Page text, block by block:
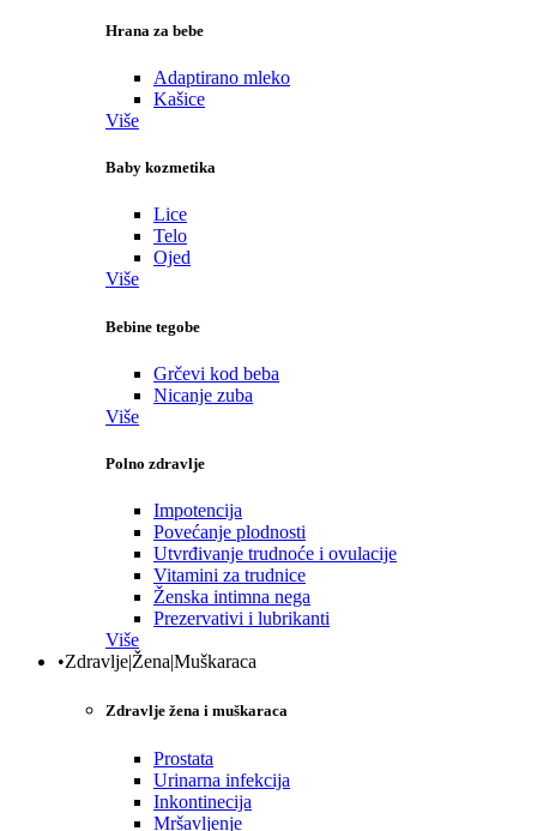
Hrana za bebe
Adaptirano mleko
Kašice
Više
Baby kozmetika
Lice
Telo
Ojed
Više
Bebine tegobe
Grčevi kod beba
Nicanje zuba
Više
Polno zdravlje
Impotencija
Povećanje plodnosti
Utvrđivanje trudnoće i ovulacije
Vitamini za trudnice
Ženska intimna nega
Prezervativi i lubrikanti
Više
•Zdravlje|Žena|Muškaraca
Zdravlje žena i muškaraca
Prostata
Urinarna infekcija
Inkontinecija
Mršavljenje